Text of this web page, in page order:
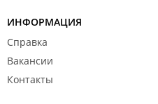
ИНФОРМАЦИЯ
Справка
Вакансии
Контакты